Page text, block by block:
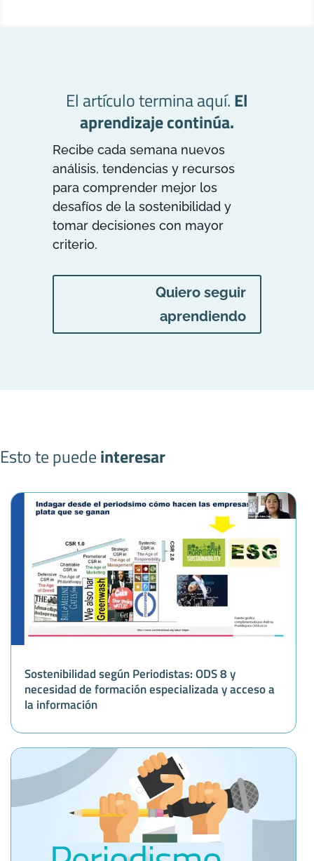
El artículo termina aquí.El
aprendizaje continúa.
Recibe cada semana nuevos
análisis, tendencias y recursos
para comprender mejor los
desafíos de la sostenibilidad y
tomar decisiones con mayor
criterio.
Quiero seguir
aprendiendo
Esto te puedeinteresar
Sostenibilidad según Periodistas: ODS 8 y
necesidad de formación especializada y acceso a
la información